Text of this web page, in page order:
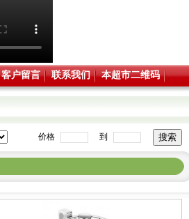
客户留言 联系我们 本超市二维码
价格 到